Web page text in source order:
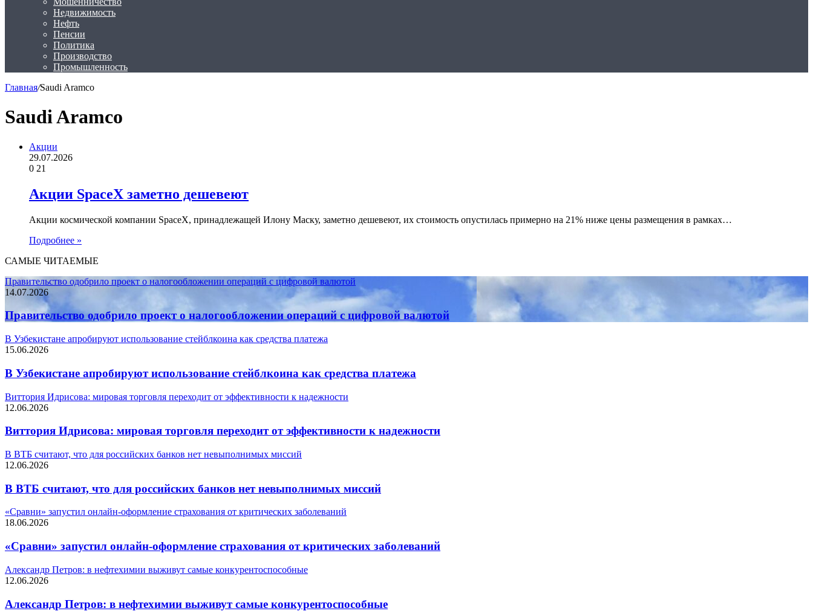
Недвижимость
Нефть
Пенсии
Политика
Производство
Промышленность
Главная/Saudi Aramco
Saudi Aramco
Акции
29.07.2026
0 21
Акции SpaceX заметно дешевеют
Акции космической компании SpaceX, принадлежащей Илону Маску, заметно дешевеют, их стоимость опустилась примерно на 21% ниже цены размещения в рамках…
Подробнее »
САМЫЕ ЧИТАЕМЫЕ
Правительство одобрило проект о налогообложении операций с цифровой валютой
14.07.2026
Правительство одобрило проект о налогообложении операций с цифровой валютой
В Узбекистане апробируют использование стейблкоина как средства платежа
15.06.2026
В Узбекистане апробируют использование стейблкоина как средства платежа
Виттория Идрисова: мировая торговля переходит от эффективности к надежности
12.06.2026
Виттория Идрисова: мировая торговля переходит от эффективности к надежности
В ВТБ считают, что для российских банков нет невыполнимых миссий
12.06.2026
В ВТБ считают, что для российских банков нет невыполнимых миссий
«Сравни» запустил онлайн-оформление страхования от критических заболеваний
18.06.2026
«Сравни» запустил онлайн-оформление страхования от критических заболеваний
Александр Петров: в нефтехимии выживут самые конкурентоспособные
12.06.2026
Александр Петров: в нефтехимии выживут самые конкурентоспособные